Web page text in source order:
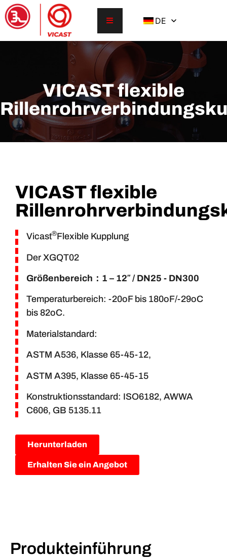
DE
VICAST flexible
VICAST flexible
Vicast®Flexible Kupplung
Der XGQT02
Größenbereich ：1 – 12″ / DN25 - DN300
Temperaturbereich: -20oF bis 180oF/-29oC
bis 82oC.
Materialstandard:
ASTM A536, Klasse 65-45-12,
ASTM A395, Klasse 65-45-15
Konstruktionsstandard: ISO6182, AWWA
C606, GB 5135.11
Herunterladen
Erhalten Sie ein Angebot
Produkteinführung